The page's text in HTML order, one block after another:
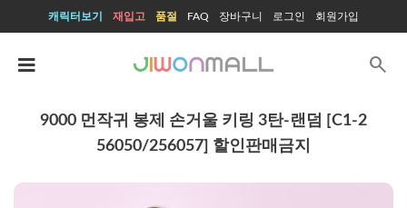
캐릭터보기 재입고 품절 FAQ 장바구니 로그인 회원가입
search
9000 먼작귀 봉제 손거울 키링 3탄-랜덤 [C1-2
56050/256057] 할인판매금지